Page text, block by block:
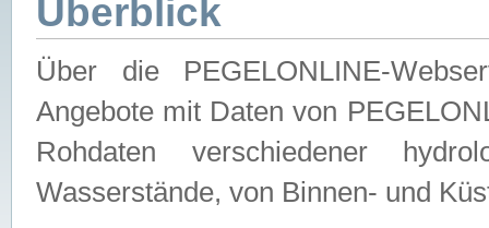
Überblick
Über die PEGELONLINE-
Angebote mit Daten von
Rohdaten verschiedener
Wasserstände, von Binnen- und